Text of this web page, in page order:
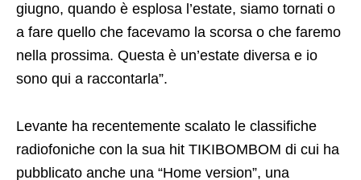
giugno, quando è esplosa l’estate, siamo tornati o
a fare quello che facevamo la scorsa o che faremo
nella prossima. Questa è un’estate diversa e io
sono qui a raccontarla”.
Levante ha recentemente scalato le classifiche
radiofoniche con la sua hit TIKIBOMBOM di cui ha
pubblicato anche una “Home version”, una